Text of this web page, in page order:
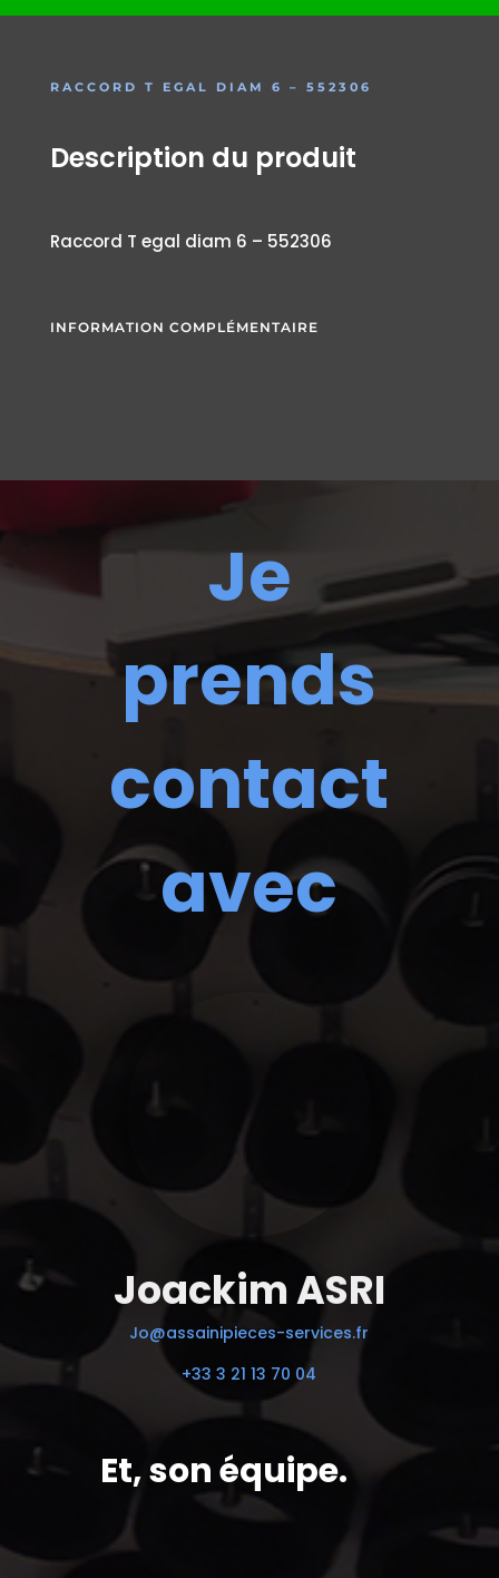
RACCORD T EGAL DIAM 6 – 552306
Description du produit
Raccord T egal diam 6 – 552306
INFORMATION COMPLÉMENTAIRE
Je
prends
contact
avec
Joackim ASRI
Jo@assainipieces-services.fr
+33 3 21 13 70 04
Et, son équipe.